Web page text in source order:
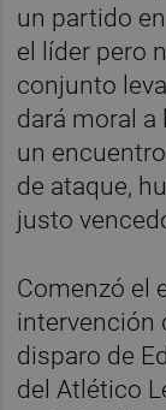
un partido
el líder pero
conjunto
dará moral a
un
de ataque,
justo
Comenzó el
intervención
disparo de
del Atlético